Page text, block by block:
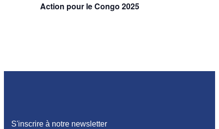
Action pour le Congo 2025
S'inscrire à notre newsletter